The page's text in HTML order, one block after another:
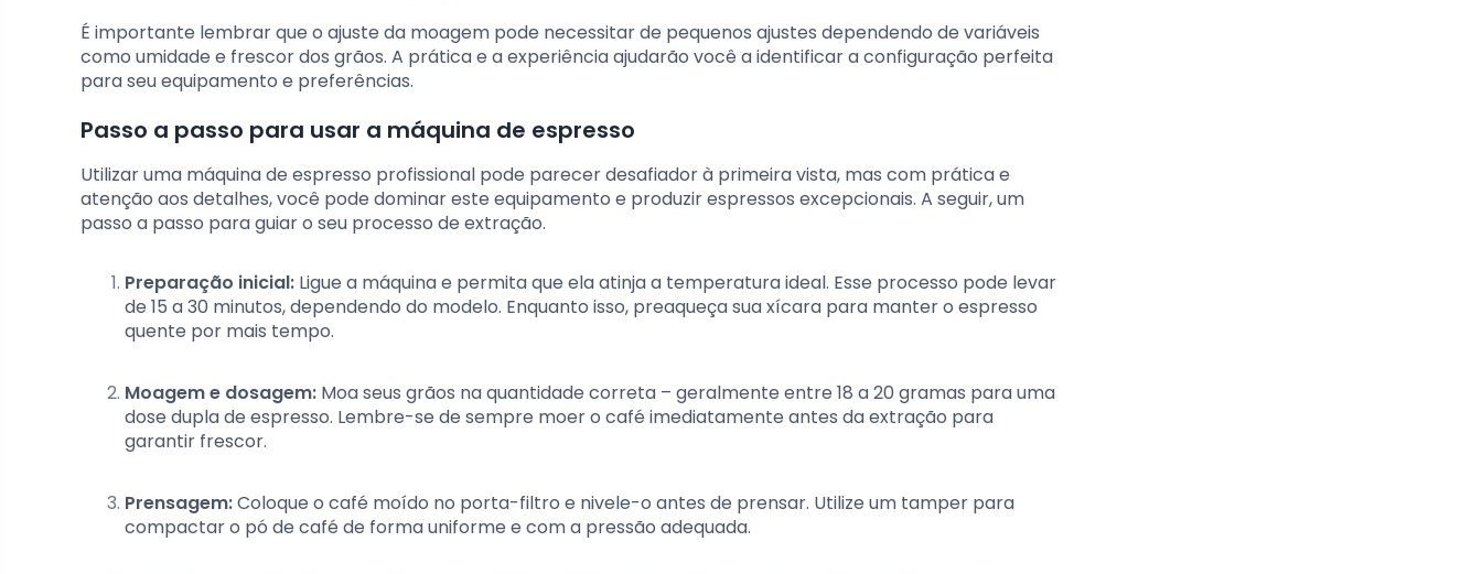
É importante lembrar que o ajuste da moagem pode necessitar de pequenos ajustes dependendo de variáveis
como umidade e frescor dos grãos. A prática e a experiência ajudarão você a identificar a configuração perfeita
para seu equipamento e preferências.
Passo a passo para usar a máquina de espresso
Utilizar uma máquina de espresso profissional pode parecer desafiador à primeira vista, mas com prática e
atenção aos detalhes, você pode dominar este equipamento e produzir espressos excepcionais. A seguir, um
passo a passo para guiar o seu processo de extração.
Preparação inicial: Ligue a máquina e permita que ela atinja a temperatura ideal. Esse processo pode levar
de 15 a 30 minutos, dependendo do modelo. Enquanto isso, preaqueça sua xícara para manter o espresso
quente por mais tempo.
Moagem e dosagem: Moa seus grãos na quantidade correta – geralmente entre 18 a 20 gramas para uma
dose dupla de espresso. Lembre-se de sempre moer o café imediatamente antes da extração para
garantir frescor.
Prensagem:Coloque o café moído no porta-filtro e nivele-o antes de prensar. Utilize um tamper para
compactar o pó de café de forma uniforme e com a pressão adequada.